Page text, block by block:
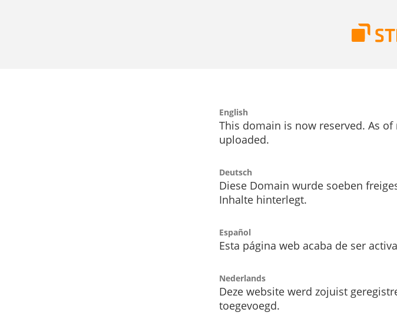
English
This domain is now reserved. As
uploaded.
Deutsch
Diese Domain wurde soeben
Inhalte hinterlegt.
Español
Esta página web acaba de ser
Nederlands
Deze website werd zojuist
toegevoegd.